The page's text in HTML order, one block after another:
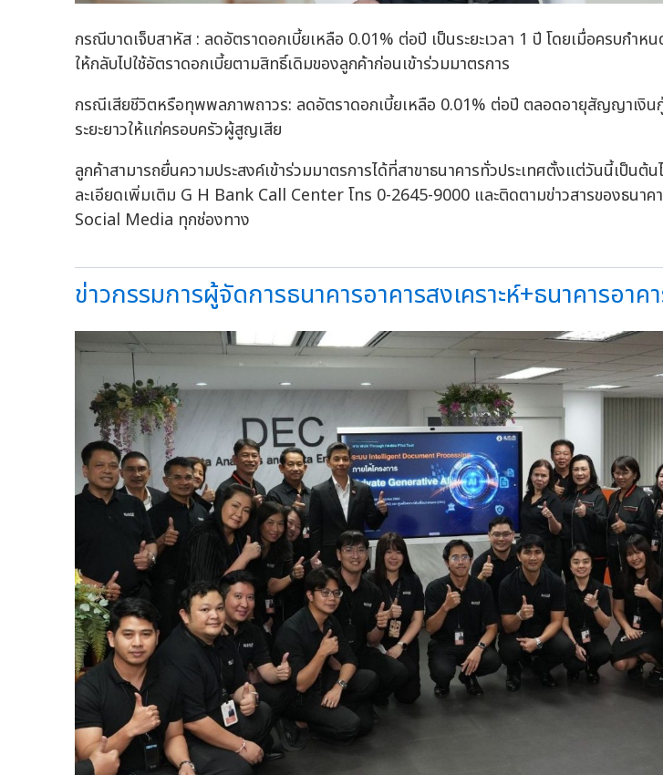
กรณีบาดเจ็บสาหัส : ลดอัตราดอกเบี้ยเหลือ 0.01% ต่อปี เป็นระยะเวลา 1 ปี โดยเมื่อครบกำหน
ให้กลับไปใช้อัตราดอกเบี้ยตามสิทธิ์เดิมของลูกค้าก่อนเข้าร่วมมาตรการ
กรณีเสียชีวิตหรือทุพพลภาพถาวร: ลดอัตราดอกเบี้ยเหลือ 0.01% ต่อปี ตลอดอายุสัญญาเงิน
ระยะยาวให้แก่ครอบครัวผู้สูญเสีย
ลูกค้าสามารถยื่นความประสงค์เข้าร่วมมาตรการได้ที่สาขาธนาคารทั่วประเทศตั้งแต่วันนี้เป็นต้
ละเอียดเพิ่มเติม G H Bank Call Center โทร 0-2645-9000 และติดตามข่าวสารของธนา
Social Media ทุกช่องทาง
ข่าวกรรมการผู้จัดการธนาคารอาคารสงเคราะห์+ธนาคารอาค